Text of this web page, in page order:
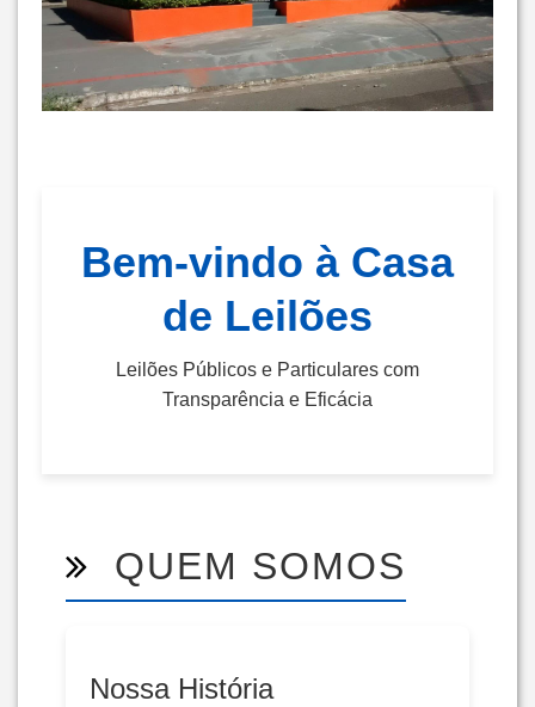
Bem-vindo à Casa
de Leilões
Leilões Públicos e Particulares com
Transparência e Eficácia
QUEM SOMOS
Nossa História